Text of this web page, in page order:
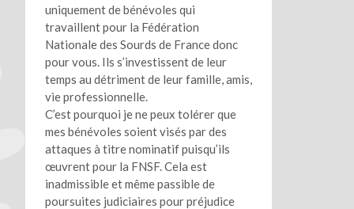
uniquement de bénévoles qui
travaillent pour la Fédération
Nationale des Sourds de France donc
pour vous. Ils s’investissent de leur
temps au détriment de leur famille, amis,
vie professionnelle.
C’est pourquoi je ne peux tolérer que
mes bénévoles soient visés par des
attaques à titre nominatif puisqu’ils
œuvrent pour la FNSF. Cela est
inadmissible et même passible de
poursuites judiciaires pour préjudice